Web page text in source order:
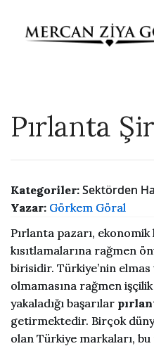
Pırlanta
Kategoriler: Sektörden
Yazar: Görkem Göral
Pırlanta pazarı,
kısıtlamalarına rağmen
birisidir. Türkiye’nin
olmamasına rağmen
yakaladığı başarılar
getirmektedir. Birçok
olan Türkiye markaları,